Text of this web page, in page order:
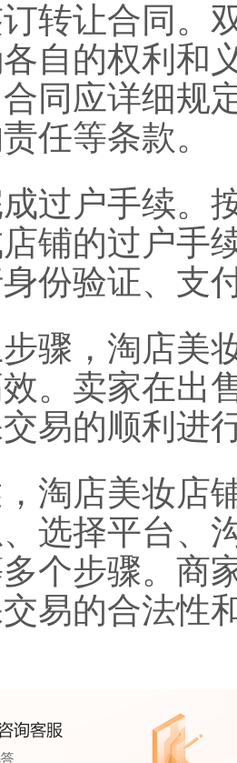
转让合同。
自的权利和
同应详细规
任等条款。
过户手续。
铺的过户手
份验证、支
骤，淘店美
。卖家在出
易的顺利进
淘店美妆店
选择平台、
个步骤。商
易的合法性